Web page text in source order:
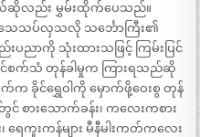
ဆိုလည်း မွှမ်းထိုက်ပေသည်။
ေသပ်လှသလို သင်္ဘောကြီး၏
ညာကို သုံးထားသဖြင့် ကြမ်းပြင်
င်စက်သံ တုန်ခါမှုက ကြားရသည်ဆို
က ခိုင်ရွှေဝါကို မှောက်ဖို့ဝေးစွ တုန်
တွင် စားသောက်ခန်း၊ ကလေးကစား
ရေကူးကန်များ မီနီမါးကတ်ကလေး